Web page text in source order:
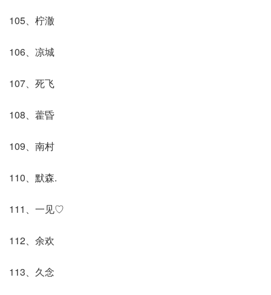
105、柠澈
106、凉城
107、死飞
108、藿昏
109、南村
110、默森.
111、一见♡
112、余欢
113、久念